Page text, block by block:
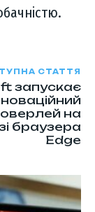
СТАТТЯ
запускає
оверлей на
браузера
Edge